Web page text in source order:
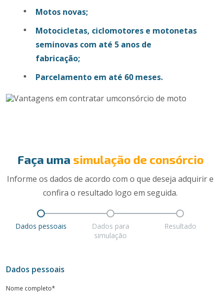
Motos novas;
Motocicletas, ciclomotores e motonetas
seminovas com até 5 anos de
fabricação;
Parcelamento em até 60 meses.
Faça uma simulação de consórcio
Informe os dados de acordo com o que deseja adquirir e
confira o resultado logo em seguida.
Dados pessoais
Dados para
simulação
Resultado
Dados pessoais
Nome completo*